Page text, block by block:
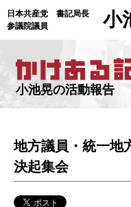
日本共産党 書記局長
参議院議員
小
小池晃の活動報告
地方議員・統一地
決起集会